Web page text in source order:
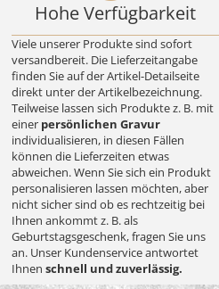
Hohe Verfügbarkeit
Viele unserer Produkte sind sofort
versandbereit. Die Lieferzeitangabe
finden Sie auf der Artikel-Detailseite
direkt unter der Artikelbezeichnung.
Teilweise lassen sich Produkte z. B. mit
einer persönlichen Gravur
individualisieren, in diesen Fällen
können die Lieferzeiten etwas
abweichen. Wenn Sie sich ein Produkt
personalisieren lassen möchten, aber
nicht sicher sind ob es rechtzeitig bei
Ihnen ankommt z. B. als
Geburtstagsgeschenk, fragen Sie uns
an. Unser Kundenservice antwortet
Ihnen schnell und zuverlässig.